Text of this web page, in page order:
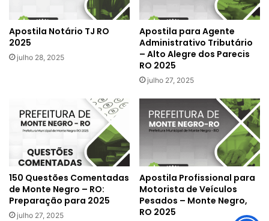
Apostila Notário TJ RO
2025
julho 28, 2025
Apostila para Agente
Administrativo Tributário
– Alto Alegre dos Parecis
RO 2025
julho 27, 2025
150 Questões Comentadas
de Monte Negro – RO:
Preparação para 2025
julho 27, 2025
Apostila Profissional para
Motorista de Veículos
Pesados – Monte Negro,
RO 2025